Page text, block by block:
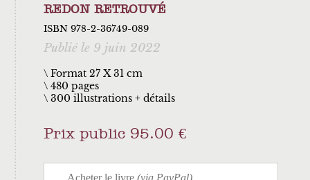
REDON RETROUVÉ
ISBN 978-2-36749-089
Publié le 9 juin 2022
\ Format 27 X 31 cm
480 pages
300 illustrations + détails
Prix public 95.00 €